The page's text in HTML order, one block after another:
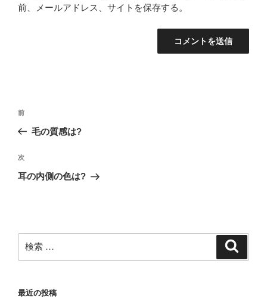
前、メールアドレス、サイトを保存する。
投
ビ
ゲ
ン
過
去
投
稿
前
毛の質感は?
次
の
次
耳の内側の色は?
索:
最近の投稿